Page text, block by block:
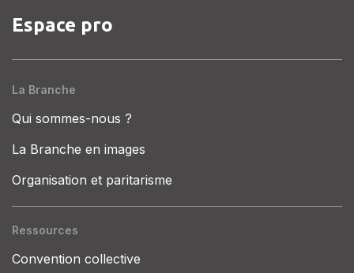
Espace pro
La Branche
Qui sommes-nous ?
La Branche en images
Organisation et paritarisme
Ressources
Convention collective